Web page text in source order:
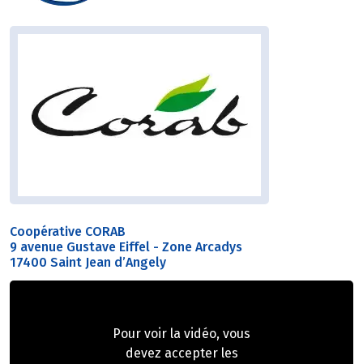
Coopérative CORAB
9 avenue Gustave Eiffel - Zone Arcadys
17400 Saint Jean d’Angely
Pour voir la vidéo, vous
devez accepter les